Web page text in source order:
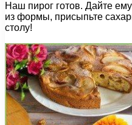
Наш пирог готов. Дайте
из формы, присыпьте
столу!